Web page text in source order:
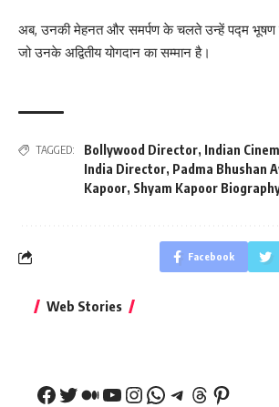
अब, उनकी मेहनत और समर्पण के चलते उन्हें पद्म भूषण
जो उनके अद्वितीय योगदान का सम्मान है।
TAGGED: Bollywood Director, Indian
India Director, Padma Bhushan
Kapoor, Shyam Kapoor
Facebook
Web Stories
नीतीश कुमार का पहला